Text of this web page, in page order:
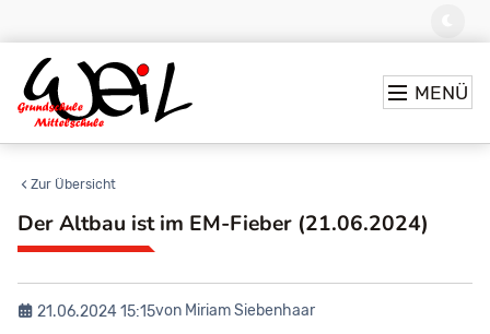
MENÜ
Der Altbau ist im EM-Fieber (21.06.2024)
21.06.2024 15:15von Miriam Siebenhaar
Zur Übersicht